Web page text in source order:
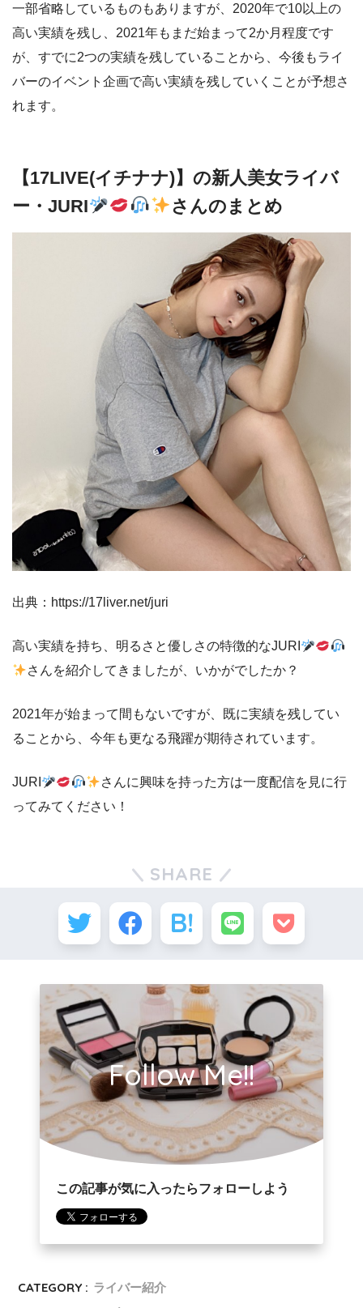
一部省略しているものもありますが、2020年で10以上の
高い実績を残し、2021年もまだ始まって2か月程度です
が、すでに2つの実績を残していることから、今後もライ
バーのイベント企画で高い実績を残していくことが予想さ
れます。
【17LIVE(イチナナ)】の新人美女ライバ
ー・JURI
さんのまとめ
出典：https://17liver.net/juri
高い実績を持ち、明るさと優しさの特徴的なJURI
さんを紹介してきましたが、いかがでしたか？
2021年が始まって間もないですが、既に実績を残してい
ることから、今年も更なる飛躍が期待されています。
JURI
さんに興味を持った方は一度配信を見に行
ってみてください！
SHARE
Follow Me!!
この記事が気に入ったらフォローしよう
CATEGORY : ライバー紹介